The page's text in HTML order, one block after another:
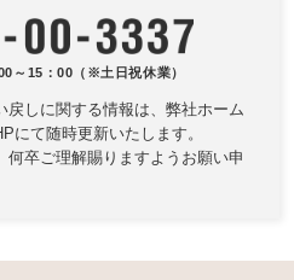
～15：00（※土日祝休業）
しに関する情報は、 弊社ホーム
にて随時更新いたします。
何卒ご理解賜りますようお願い申